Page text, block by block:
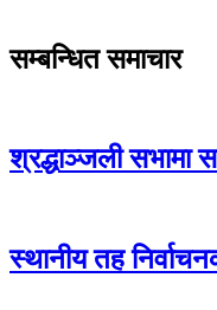
सम्बन्धित समाचार
श्रद्धाञ्जली सभामा
स्थानीय तह